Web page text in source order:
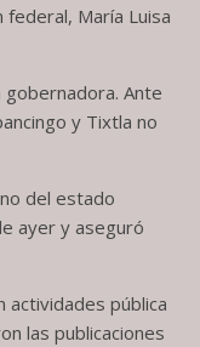
federal, María Luisa
gobernadora. Ante
y Tixtla no
del estado
ayer y aseguró
actividades pública
las publicaciones